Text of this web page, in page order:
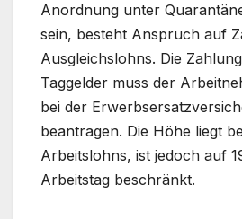
Anordnung unter
sein, besteht Anspruch auf
Ausgleichslohns. Die
Taggelder muss der
bei der
beantragen. Die Höhe liegt
Arbeitslohns, ist jedoch auf
Arbeitstag beschränkt.